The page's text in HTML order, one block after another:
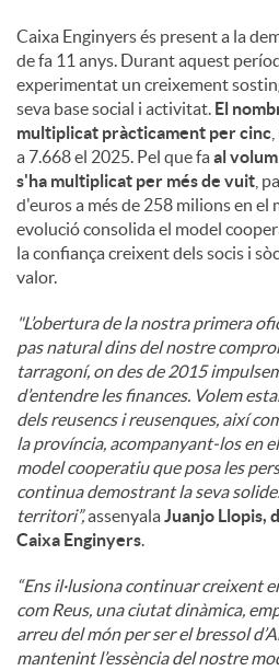
Caixa Enginyers és present a la
de fa 11 anys. Durant aquest
experimentat un creixement
seva base social i activitat. El
multiplicat pràcticament per cinc
a 7.668 el 2025. Pel que faal
s'ha multiplicat per més de vuit ,
d'euros a més de 258 milions en
evolució consolida el model
la confiança creixent dels socis i
valor.
"L’obertura de la nostra primera
pas natural dins del nostre
tarragoní, on des de 2015
d’entendre les finances. Volem
dels reusencs i reusenques, així
la província, acompanyant-los en
model cooperatiu que posa les
continua demostrant la seva
territori”,assenyalaJuanjo Llopis,
Caixa Enginyers.
“Ens il·lusiona continuar creixent
com Reus, una ciutat dinàmica,
arreu del món per ser el bressol
mantenint l’essència del nostre